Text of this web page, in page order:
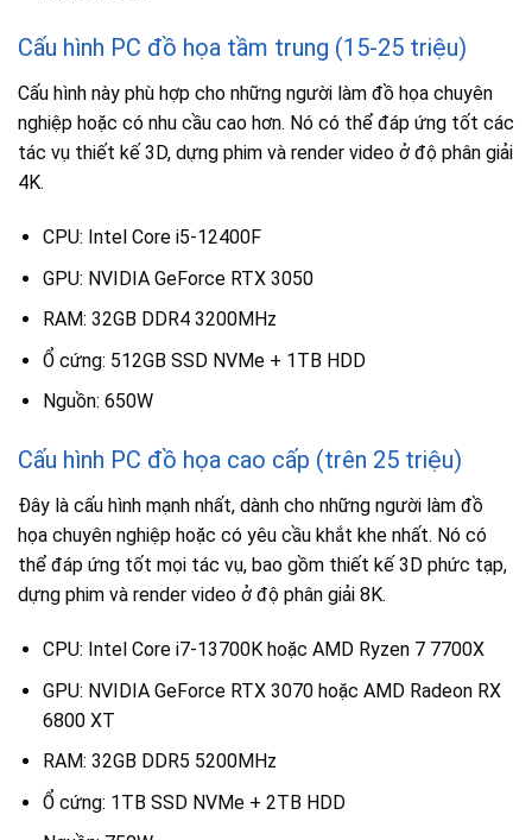
Cấu hình PC đồ họa tầm trung (15-25 triệu)
Cấu hình này phù hợp cho những người làm đồ họa chuyên
nghiệp hoặc có nhu cầu cao hơn. Nó có thể đáp ứng tốt các
tác vụ thiết kế 3D, dựng phim và render video ở độ phân giải
4K.
CPU: Intel Core i5-12400F
GPU: NVIDIA GeForce RTX 3050
RAM: 32GB DDR4 3200MHz
Ổ cứng: 512GB SSD NVMe + 1TB HDD
Nguồn: 650W
Cấu hình PC đồ họa cao cấp (trên 25 triệu)
Đây là cấu hình mạnh nhất, dành cho những người làm đồ
họa chuyên nghiệp hoặc có yêu cầu khắt khe nhất. Nó có
thể đáp ứng tốt mọi tác vụ, bao gồm thiết kế 3D phức tạp,
dựng phim và render video ở độ phân giải 8K.
CPU: Intel Core i7-13700K hoặc AMD Ryzen 7 7700X
GPU: NVIDIA GeForce RTX 3070 hoặc AMD Radeon RX
6800 XT
RAM: 32GB DDR5 5200MHz
Ổ cứng: 1TB SSD NVMe + 2TB HDD